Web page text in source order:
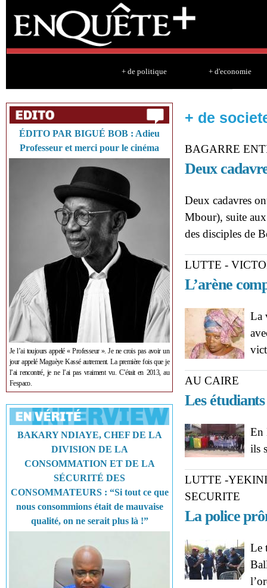
+ de politique + d'economie
ÉDITO PAR BIGUÉ BOB : Adieu
Professeur et merci pour le cinéma
Je l’ai toujours appelé « Professeur ». Je ne crois pas avoir un
jour appelé Maguèye Kassé autrement. La première fois que je
l’ai rencontré, je ne l’ai pas vraiment vu. C’était en 2013, au
Fespaco.
BAKARY NDIAYE, CHEF DE LA
DIVISION DE LA
CONSOMMATION ET DE LA
SÉCURITÉ DES
CONSOMMATEURS : “Si tout ce que
nous consommions était de mauvaise
qualité, on ne serait plus là !”
+ de
BAGARRE
Deux
Deux cadavres
Mbour), suite
des disciples de
LUTTE -
L’arène
La
AU CAIRE
Les
En
ils
LUTTE -
SECURITE
La police
Le